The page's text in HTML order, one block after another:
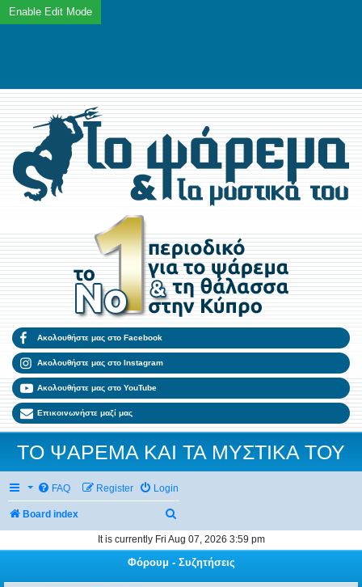
Ακολουθήστε μας στο Facebook
Ακολουθήστε μας στο Instagram
Ακολουθήστε μας στο YouTube
Επικοινωνήστε μαζί μας
ΤΟ ΨΑΡΕΜΑ ΚΑΙ ΤΑ ΜΥΣΤΙΚΑ ΤΟΥ
FAQ Login
Register
Board index
It is currently Fri Aug 07, 2026 3:59 pm
Φόρουμ - Συζητήσεις